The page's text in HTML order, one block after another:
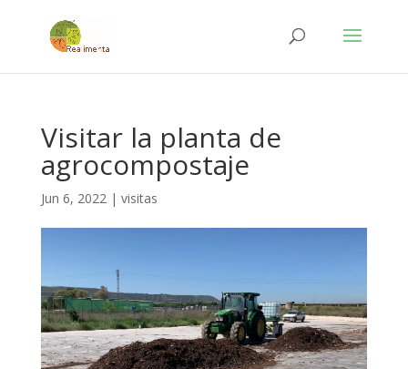
Visitar la planta de
agrocompostaje
Jun 6, 2022| visitas